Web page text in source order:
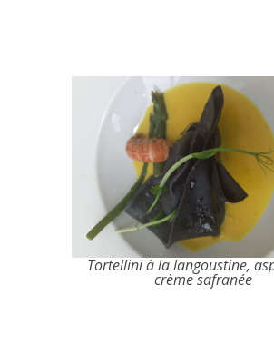
Tortellini à la langoustine,
crème safranée